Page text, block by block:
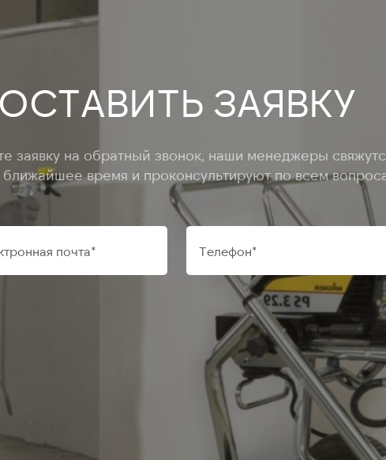
ОСТАВИТЬ ЗАЯВКУ
заявку на обратный звонок, наши менеджеры
ближайшее время и проконсультируют по всем